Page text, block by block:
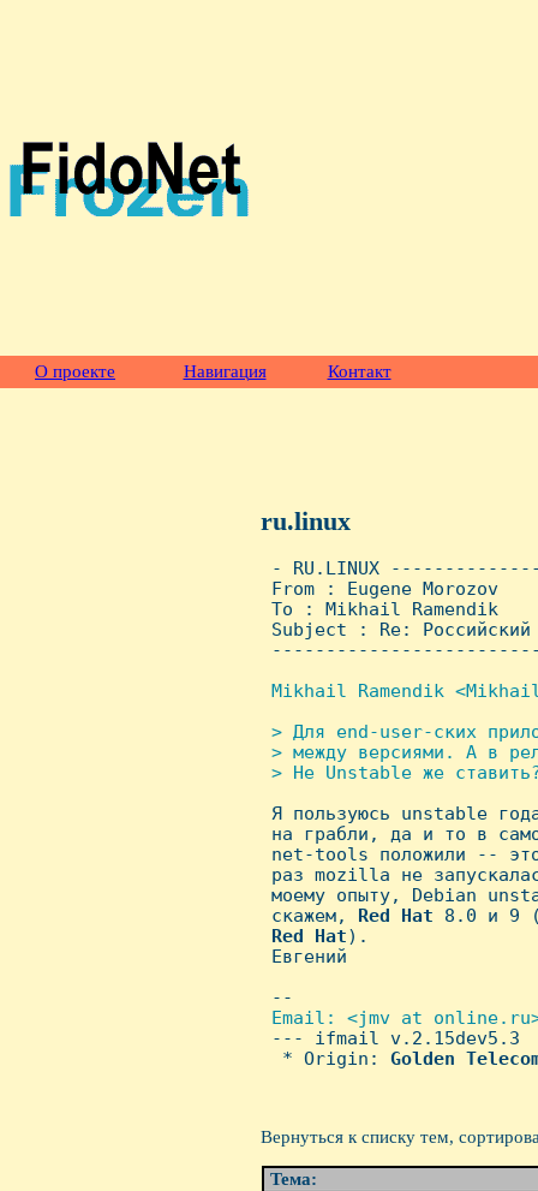
О проекте Навигация Контакт
ru.linux
- RU.LINUX
From : Eugene
To : Mikhail Ramendik
Subject : Re: Российский
Mikhail Ramendik
> Для end-user-ских
> между версиями. А в
> Hе Unstable же
Я пользуюсь unstable
на грабли, да и то в
net-tools положили --
раз mozilla не
моему опыту, Debian
скажем, Red Hat 8.0 и 9
Red
Hat).
Евгений
--
Email: <jmv at
--- ifmail v.2.15dev5.3
  * Origin:
Golden
Вернуться к списку тем,
Тема: